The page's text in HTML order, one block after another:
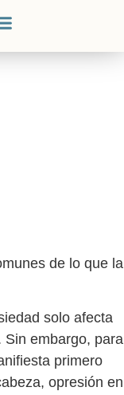
de lo que la
solo afecta
Sin embargo, para
primero
opresión en